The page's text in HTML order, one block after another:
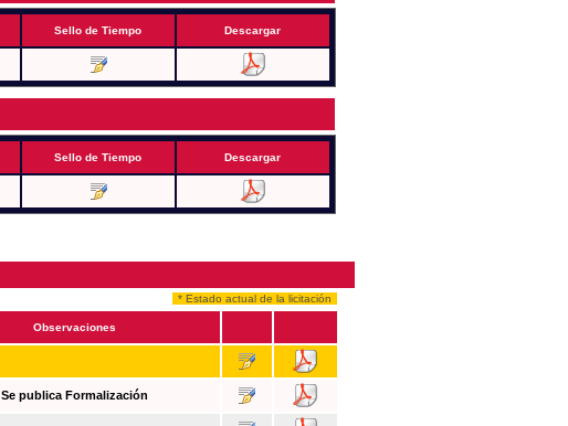
Sello de Tiempo Descargar
Sello de Tiempo Descargar
* Estado actual de la licitación
Observaciones
Se publica Formalización